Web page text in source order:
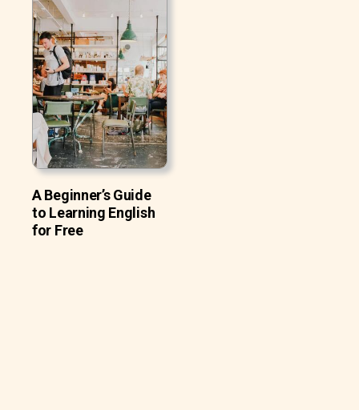
A Beginner’s Guide
to Learning English
for Free